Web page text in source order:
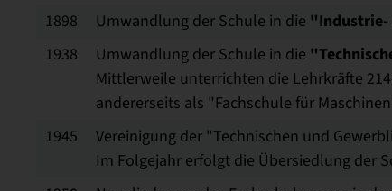
1898 Umwandlung der Schule in die "Industrie-
1938
Umwandlung der Schule in die
Mittlerweile unterrichten die Lehrkräfte
andererseits als "Fachschule für
1945
Vereinigung der "Technischen und
Im Folgejahr erfolgt die Übersiedlung der